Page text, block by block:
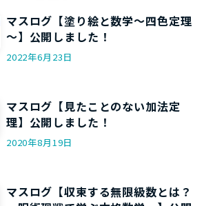
マスログ【塗り絵と数学～四色定理
～】公開しました！
2022年6月23日
マスログ【見たことのない加法定
理】公開しました！
2020年8月19日
マスログ【収束する無限級数とは？